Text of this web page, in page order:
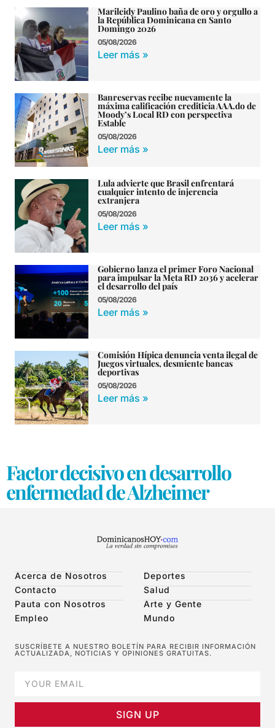
Marileidy Paulino baña de oro y orgullo a
la República Dominicana en Santo
Domingo 2026
05/08/2026
Leer más »
Banreservas recibe nuevamente la
máxima calificación crediticia AAA.do de
Moody’s Local RD con perspectiva
Estable
05/08/2026
Leer más »
Lula advierte que Brasil enfrentará
cualquier intento de injerencia
extranjera
05/08/2026
Leer más »
Gobierno lanza el primer Foro Nacional
para impulsar la Meta RD 2036 y acelerar
el desarrollo del país
05/08/2026
Leer más »
Comisión Hípica denuncia venta ilegal de
Juegos virtuales, desmiente bancas
deportivas
05/08/2026
Leer más »
Factor decisivo en desarrollo
enfermedad de Alzheimer
Acerca de Nosotros
Contacto
Pauta con Nosotros
Empleo
Deportes
Salud
Arte y Gente
Mundo
SUSCRÍBETE A NUESTRO BOLETÍN PARA RECIBIR INFORMACIÓN
ACTUALIZADA, NOTICIAS Y OPINIONES GRATUITAS.
SIGN UP